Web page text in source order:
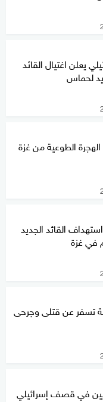
يعلن اغتيال القائد
لحماس
الطوعية من غزة
القائد الجديد
في غزة
تسفر عن قتلى وجرحى
شرطيين في قصف إسرائيلي